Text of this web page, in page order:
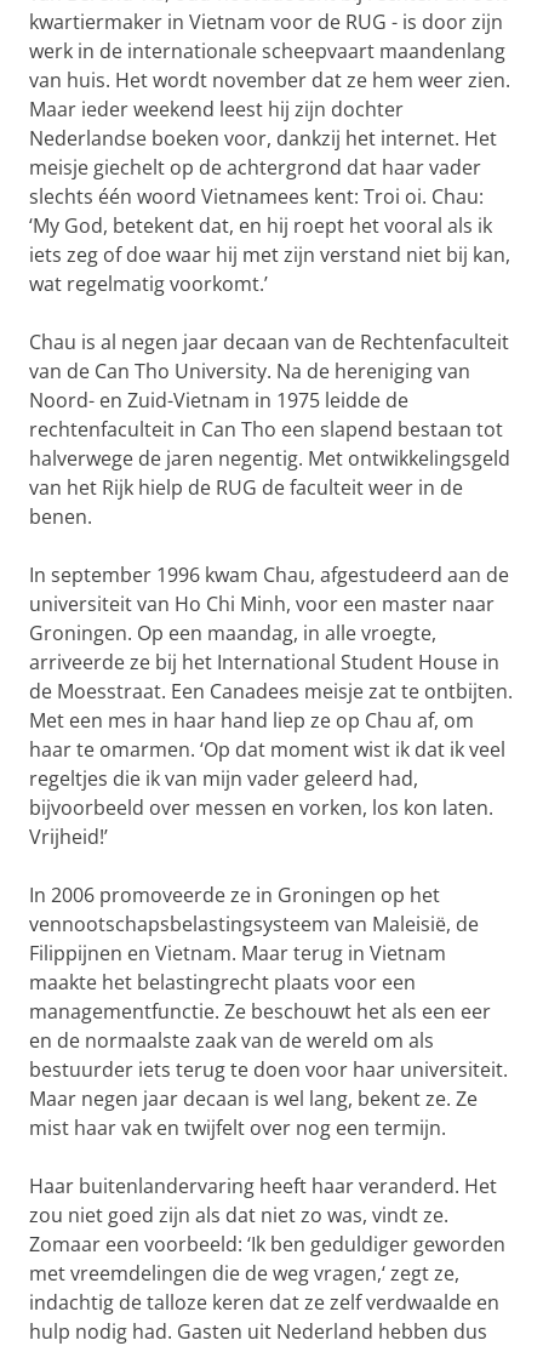
kwartiermaker in Vietnam voor de RUG - is door zijn
werk in de internationale scheepvaart maandenlang
van huis. Het wordt november dat ze hem weer zien.
Maar ieder weekend leest hij zijn dochter
Nederlandse boeken voor, dankzij het internet. Het
meisje giechelt op de achtergrond dat haar vader
slechts één woord Vietnamees kent: Troi oi. Chau:
‘My God, betekent dat, en hij roept het vooral als ik
iets zeg of doe waar hij met zijn verstand niet bij kan,
wat regelmatig voorkomt.’
Chau is al negen jaar decaan van de Rechtenfaculteit
van de Can Tho University. Na de hereniging van
Noord- en Zuid-Vietnam in 1975 leidde de
rechtenfaculteit in Can Tho een slapend bestaan tot
halverwege de jaren negentig. Met ontwikkelingsgeld
van het Rijk hielp de RUG de faculteit weer in de
benen.
In september 1996 kwam Chau, afgestudeerd aan de
universiteit van Ho Chi Minh, voor een master naar
Groningen. Op een maandag, in alle vroegte,
arriveerde ze bij het International Student House in
de Moesstraat. Een Canadees meisje zat te ontbijten.
Met een mes in haar hand liep ze op Chau af, om
haar te omarmen. ‘Op dat moment wist ik dat ik veel
regeltjes die ik van mijn vader geleerd had,
bijvoorbeeld over messen en vorken, los kon laten.
Vrijheid!’
In 2006 promoveerde ze in Groningen op het
vennootschapsbelastingsysteem van Maleisië, de
Filippijnen en Vietnam. Maar terug in Vietnam
maakte het belastingrecht plaats voor een
managementfunctie. Ze beschouwt het als een eer
en de normaalste zaak van de wereld om als
bestuurder iets terug te doen voor haar universiteit.
Maar negen jaar decaan is wel lang, bekent ze. Ze
mist haar vak en twijfelt over nog een termijn.
Haar buitenlandervaring heeft haar veranderd. Het
zou niet goed zijn als dat niet zo was, vindt ze.
Zomaar een voorbeeld: ‘Ik ben geduldiger geworden
met vreemdelingen die de weg vragen,‘ zegt ze,
indachtig de talloze keren dat ze zelf verdwaalde en
hulp nodig had. Gasten uit Nederland hebben dus